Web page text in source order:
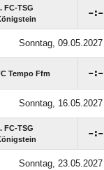
FC-TSG
:
Sonntag, 09.05.2027
Tempo Ffm :
Sonntag, 16.05.2027
FC-TSG
:
Sonntag, 23.05.2027